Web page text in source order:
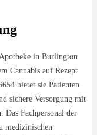
in Burlington
Cannabis auf Rezept
bietet sie Patienten
sichere Versorgung mit
Das Fachpersonal der
medizinischen